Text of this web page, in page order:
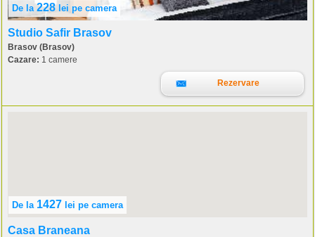
De la 228lei pe camera
Studio Safir Brasov
Brasov (Brasov)
Cazare: 1 camere
Rezervare
De la 1427 lei pe camera
Casa Braneana